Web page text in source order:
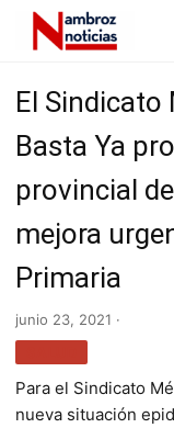
El Sindicato
Basta Ya
provincial
mejora
Primaria
junio 23, 2021 ·
Para el Sindicato
nueva situación